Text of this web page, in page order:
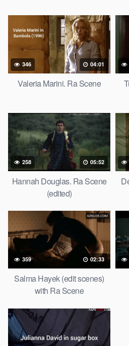
346 04:01
Valeria Marini. Ra Scene
258 05:52
Hannah Douglas. Ra Scene
(edited)
359 02:33
Salma Hayek (edit scenes)
with Ra Scene